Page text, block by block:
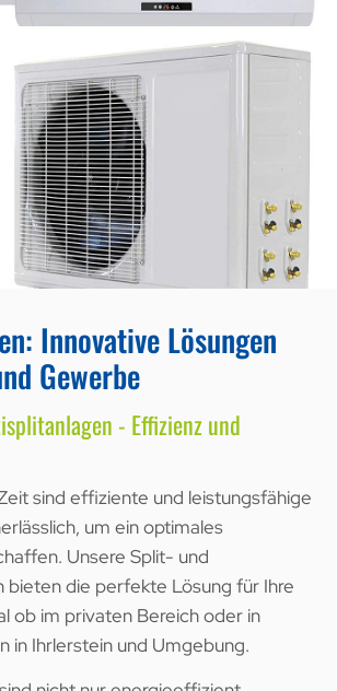
Innovative Lösungen
Gewerbe
- Effizienz und
sind effiziente und leistungsfähige
um ein optimales
Unsere Split- und
bieten die perfekte Lösung für Ihre
ob im privaten Bereich oder in
in Ihrlerstein und Umgebung.